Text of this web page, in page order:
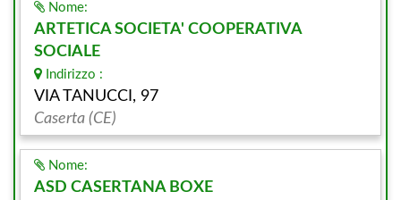
Nome:
ARTETICA SOCIETA' COOPERATIVA
SOCIALE
Indirizzo :
VIA TANUCCI, 97
Caserta (CE)
Nome:
ASD CASERTANA BOXE